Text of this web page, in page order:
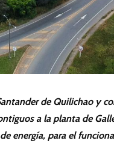
de Quilichao y
a la planta de
energía, para el